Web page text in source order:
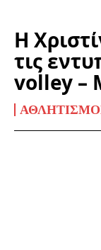
Η
τις
volley –